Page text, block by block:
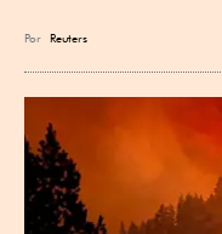
Por Reuters